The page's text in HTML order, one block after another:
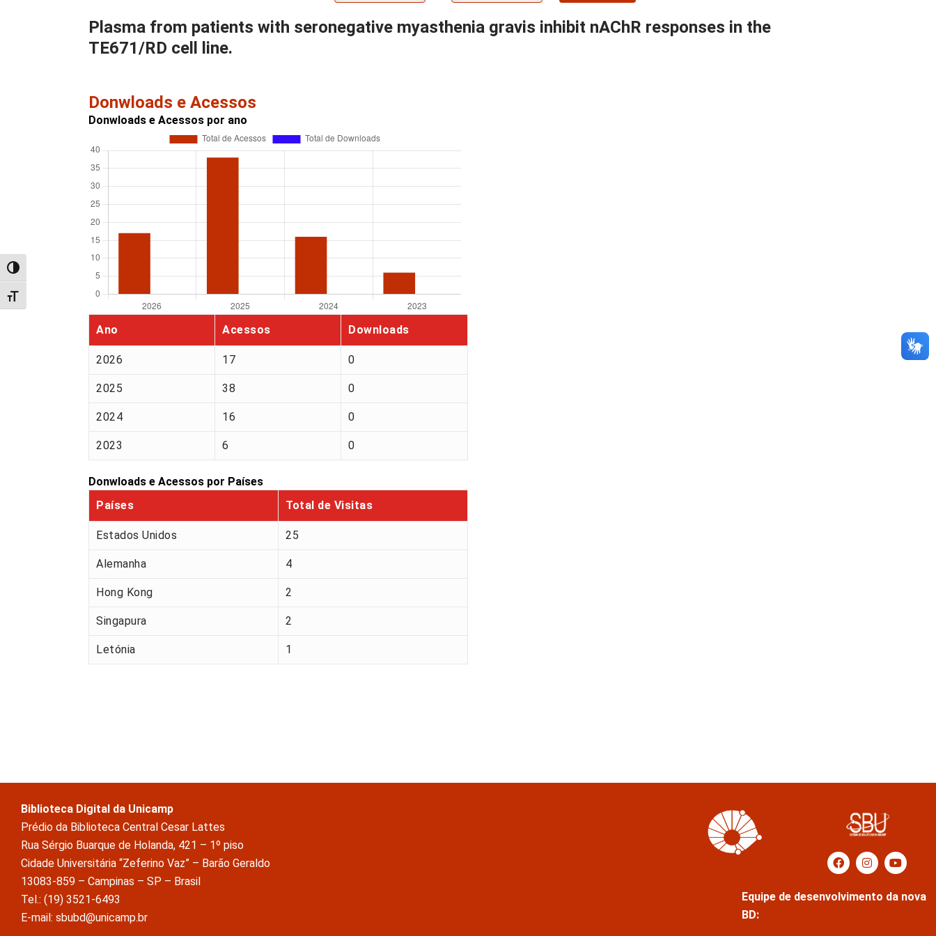
Alternar alto contraste
Alternar tamanho da fonte
Plasma from patients with seronegative myasthenia gravis inhibit nAChR responses in the
TE671/RD cell line.
Donwloads e Acessos
Donwloads e Acessos por ano
Ano Acessos Downloads
2026 17 0
2025 38 0
2024 16 0
2023 6 0
Donwloads e Acessos por Países
Países
Total de Visitas
Estados Unidos 25
Alemanha 4
Hong Kong 2
Singapura 2
Letónia 1
Biblioteca Digital da Unicamp
Prédio da Biblioteca Central Cesar Lattes
Rua Sérgio Buarque de Holanda, 421 – 1º piso
Cidade Universitária “Zeferino Vaz” – Barão Geraldo
13083-859 – Campinas – SP – Brasil
Tel.: (19) 3521-6493
E-mail: sbubd@unicamp.br
Equipe de desenvolvimento da nova
BD: